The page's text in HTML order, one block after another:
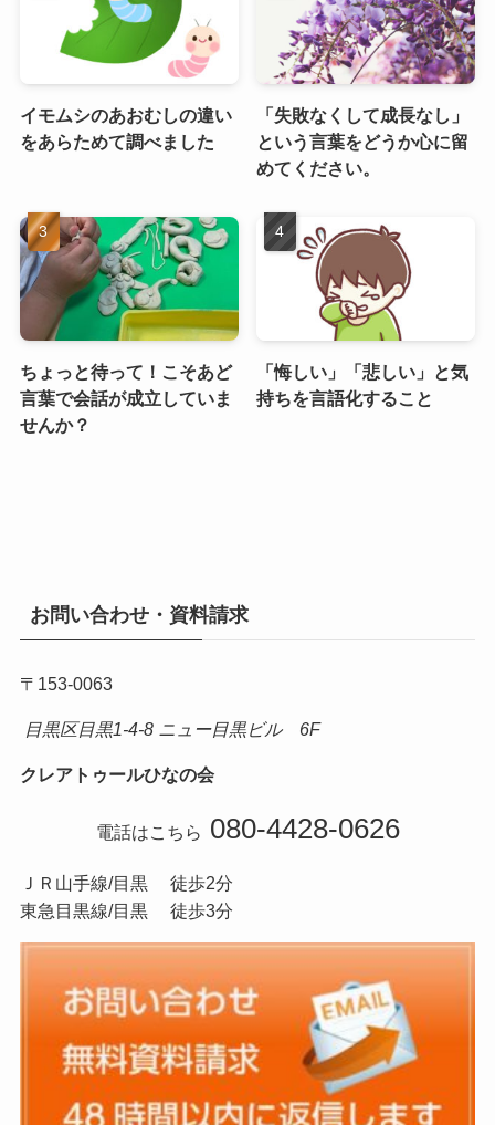
イモムシのあおむしの違い
をあらためて調べました
「失敗なくして成長なし」
という言葉をどうか心に留
めてください。
ちょっと待って！こそあど
言葉で会話が成立していま
せんか？
「悔しい」「悲しい」と気
持ちを言語化すること
お問い合わせ・資料請求
〒153-0063
目黒区目黒1-4-8 ニュー目黒ビル 6F
クレアトゥールひなの会
電話はこちら 080-4428-0626
ＪＲ山手線/目黒 徒歩2分
東急目黒線/目黒 徒歩3分